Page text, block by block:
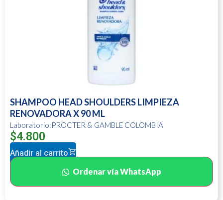
SHAMPOO HEAD SHOULDERS LIMPIEZA
RENOVADORA X 90 ML
Laboratorio:PROCTER & GAMBLE COLOMBIA
$4.800
Añadir al carrito
Ordenar vía WhatsApp